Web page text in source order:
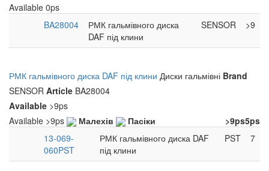
Available 0ps
BA28004
РМК гальмівного диска
DAF під клини
SENSOR >9
РМК гальмівного диска DAF під клини Диски гальмівні Brand
SENSOR Article BA28004
Available >9ps
Available >9ps Малехів 5ps
Пасіки
>9ps
13-069-
060PST
РМК гальмівного диска DAF
під клини
PST 7